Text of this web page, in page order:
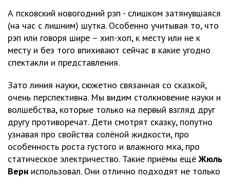
А псковский новогодний рэп - слишком затянувшаяся
(на час с лишним) шутка. Особенно учитывая то, что
рэп или говоря шире – хип-хоп, к месту или не к
месту и без того впихивают сейчас в какие угодно
спектакли и представления.
Зато линия науки, сюжетно связанная со сказкой,
очень перспективна. Мы видим столкновение науки и
волшебства, которые только на первый взгляд друг
другу противоречат. Дети смотрят сказку, попутно
узнавая про свойства солёной жидкости, про
особенность роста густого и влажного мха, про
статическое электричество. Такие приёмы ещёЖюль
Верн использовал. Они отлично подходят не только